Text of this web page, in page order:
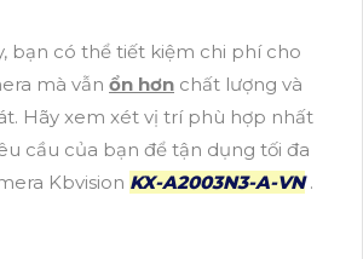
bạn có thể tiết kiệm chi phí cho
mà vẫn ổn hơn chất lượng và
Hãy xem xét vị trí phù hợp nhất
cầu của bạn để tận dụng tối đa
Kbvision KX-A2003N3-A-VN.